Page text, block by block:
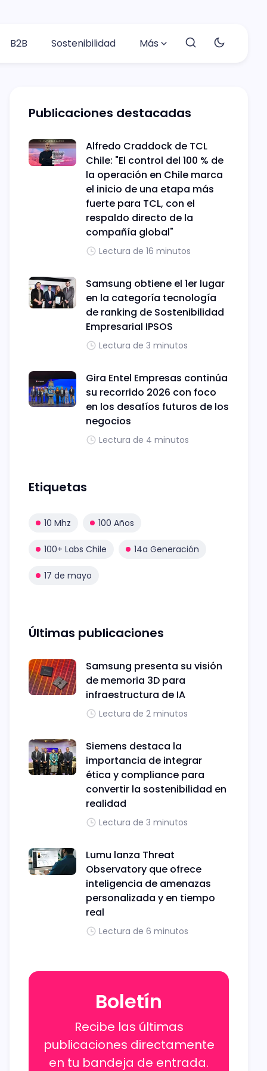
B2B Sostenibilidad Más
Publicaciones destacadas
Alfredo Craddock de TCL
Chile: "El control del 100 % de
la operación en Chile marca
el inicio de una etapa más
fuerte para TCL, con el
respaldo directo de la
compañía global"
Lectura de 16 minutos
Samsung obtiene el 1er lugar
en la categoría tecnología
de ranking de Sostenibilidad
Empresarial IPSOS
Lectura de 3 minutos
Gira Entel Empresas continúa
su recorrido 2026 con foco
en los desafíos futuros de los
negocios
Lectura de 4 minutos
Etiquetas
10 Mhz 100 Años
100+ Labs Chile 14a Generación
17 de mayo
Últimas publicaciones
Samsung presenta su visión
de memoria 3D para
infraestructura de IA
Lectura de 2 minutos
Siemens destaca la
importancia de integrar
ética y compliance para
convertir la sostenibilidad en
realidad
Lectura de 3 minutos
Lumu lanza Threat
Observatory que ofrece
inteligencia de amenazas
personalizada y en tiempo
real
Lectura de 6 minutos
Boletín
Recibe las últimas
publicaciones directamente
en tu bandeja de entrada.